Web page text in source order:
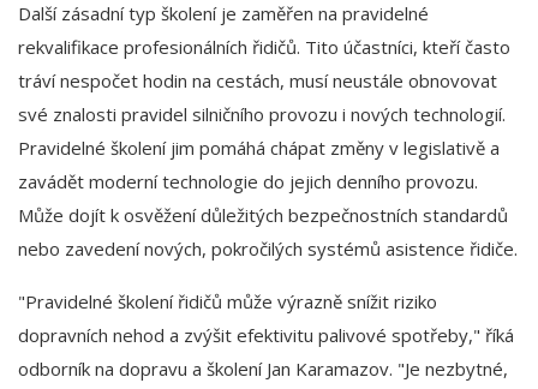
Další zásadní typ školení je zaměřen na pravidelné
rekvalifikace profesionálních řidičů. Tito účastníci, kteří často
tráví nespočet hodin na cestách, musí neustále obnovovat
své znalosti pravidel silničního provozu i nových technologií.
Pravidelné školení jim pomáhá chápat změny v legislativě a
zavádět moderní technologie do jejich denního provozu.
Může dojít k osvěžení důležitých bezpečnostních standardů
nebo zavedení nových, pokročilých systémů asistence řidiče.
"Pravidelné školení řidičů může výrazně snížit riziko
dopravních nehod a zvýšit efektivitu palivové spotřeby," říká
odborník na dopravu a školení Jan Karamazov. "Je nezbytné,